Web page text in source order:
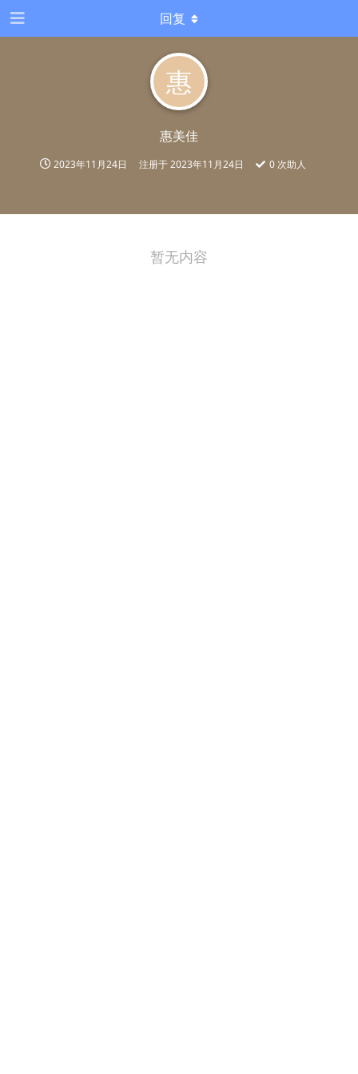
惠
惠美佳
2023年11月24日 注册于2023年11月24日 0 次助人
回复
暂无内容